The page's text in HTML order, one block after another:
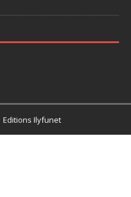
Editions Ilyfunet